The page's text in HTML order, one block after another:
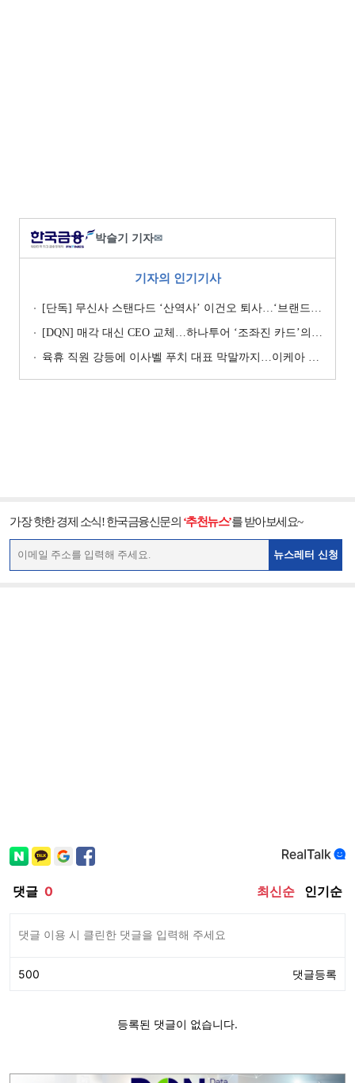
박슬기 기자✉
기자의 인기기사
[단독] 무신사 스탠다드 ‘산역사’ 이건오 퇴사…‘브랜드 정체성’ 전환점 맞나
[DQN] 매각 대신 CEO 교체…하나투어 ‘조좌진 카드’의 속내 [Z-스코어 기업가치 바로보기]
육휴 직원 강등에 이사벨 푸치 대표 막말까지…이케아 코리아“사실과 달라”
가장 핫한 경제 소식! 한국금융신문의 ‘추천뉴스’를 받아보세요~
뉴스레터 신청